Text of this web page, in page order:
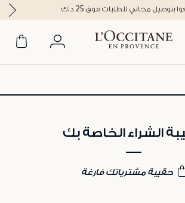
بتوصيل مجاني للطلبات فوق 25 د.ك
الشراء الخاصة بك
حقيبة مشترياتك فارغة